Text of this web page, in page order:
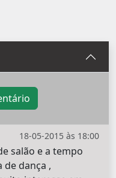
18-05-2015 às 18:00
salão e a tempo
de dança ,